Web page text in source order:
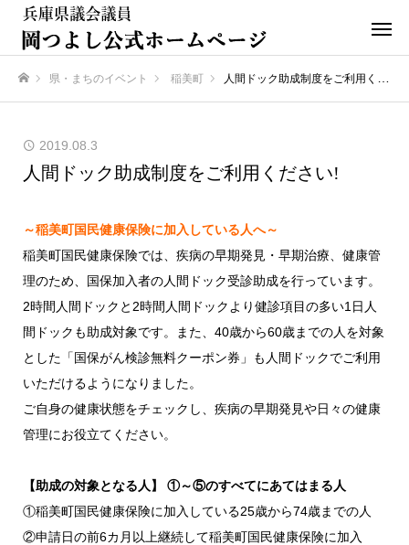
県・まちのイベント 稲美町 人間ドック助成制度をご利用ください!
2019.08.3
人間ドック助成制度をご利用ください!
～稲美町国民健康保険に加入している人へ～
稲美町国民健康保険では、疾病の早期発見・早期治療、健康管
理のため、国保加入者の人間ドック受診助成を行っています。
2時間人間ドックと2時間人間ドックより健診項目の多い1日人
間ドックも助成対象です。また、40歳から60歳までの人を対象
とした「国保がん検診無料クーポン券」も人間ドックでご利用
いただけるようになりました。
ご自身の健康状態をチェックし、疾病の早期発見や日々の健康
管理にお役立てください。
【助成の対象となる人】 ①～⑤のすべてにあてはまる人
①稲美町国民健康保険に加入している25歳から74歳までの人
②申請日の前6カ月以上継続して稲美町国民健康保険に加入